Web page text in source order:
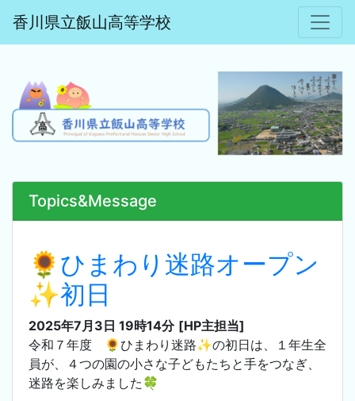
香川県立飯山高等学校
Topics&Message
🌻ひまわり迷路オープン
✨初日
2025年7月3日 19時14分 [HP主担当]
令和７年度 🌻ひまわり迷路✨の初日は、１年生全
員が、４つの園の小さな子どもたちと手をつなぎ、
迷路を楽しみました🍀